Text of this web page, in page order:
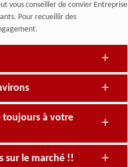
vous conseiller de convier Entreprise
Pour recueillir des
toujours à votre
sur le marché !!